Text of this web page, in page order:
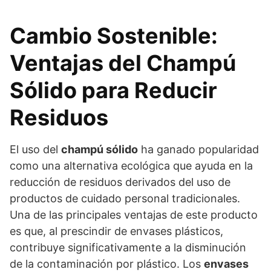
Cambio Sostenible:
Ventajas del Champú
Sólido para Reducir
Residuos
El uso del champú sólido ha ganado popularidad
como una alternativa ecológica que ayuda en la
reducción de residuos derivados del uso de
productos de cuidado personal tradicionales.
Una de las principales ventajas de este producto
es que, al prescindir de envases plásticos,
contribuye significativamente a la disminución
de la contaminación por plástico. Los envases